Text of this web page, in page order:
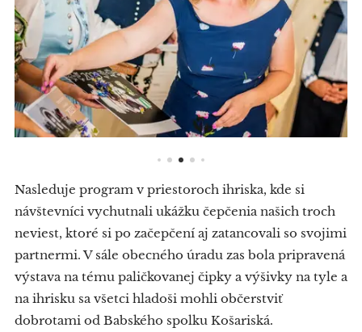
Nasleduje program v priestoroch ihriska, kde si
návštevníci vychutnali ukážku čepčenia našich troch
neviest, ktoré si po začepčení aj zatancovali so svojimi
partnermi. V sále obecného úradu zas bola pripravená
výstava na tému paličkovanej čipky a výšivky na tyle a
na ihrisku sa všetci hladoši mohli občerstviť
dobrotami od Babského spolku Košariská.